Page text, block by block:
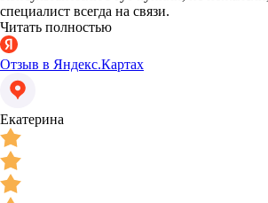
специалист всегда на связи.
Читать полностью
Отзыв в Яндекс.Картах
Екатерина